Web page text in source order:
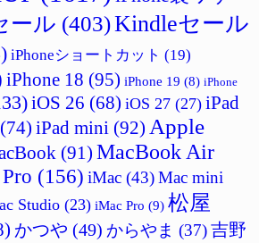
ール (403)Kindleセール
iPhoneショートカット (19)
iPhone 18 (95) iPhone 19 (8) iPhone
iOS 26 (68) iOS 27 (27) iPad
(74) iPad mini (92) Apple
(91) MacBook Air
(156) iMac (43)Mac mini
Studio (23) iMac Pro (9) 松屋
かつや (49) からやま (37)吉野